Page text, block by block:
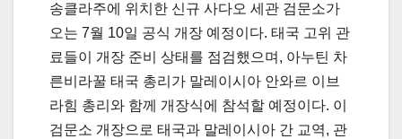
송클라주에 위치한 신규 사다오 세관 검문소가
오는 7월 10일 공식 개장 예정이다. 태국 고위 관
료들이 개장 준비 상태를 점검했으며, 아누틴 차
른비라꿀 태국 총리가 말레이시아 안와르 이브
라힘 총리와 함께 개장식에 참석할 예정이다. 이
검문소 개장으로 태국과 말레이시아 간 교역, 관